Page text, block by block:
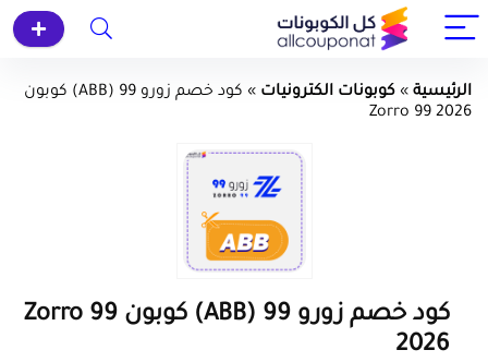
الرئيسية » كوبونات الكترونيات »
كود خصم زورو 99 (ABB) كوبون
Zorro 99 2026
كود خصم زورو 99 (ABB) كوبون Zorro 99
2026